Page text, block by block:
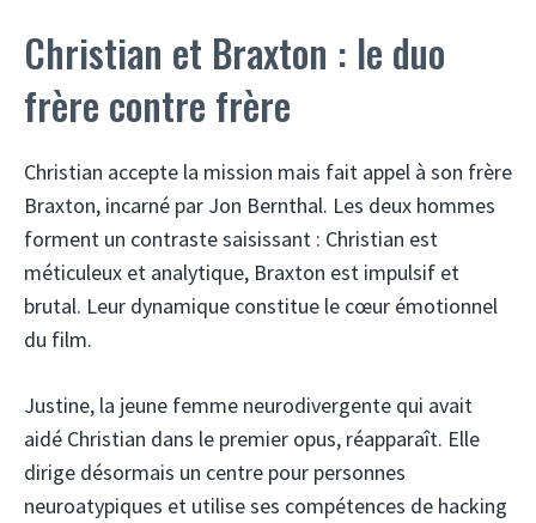
Christian et Braxton : le duo
frère contre frère
Christian accepte la mission mais fait appel à son frère
Braxton, incarné par Jon Bernthal. Les deux hommes
forment un contraste saisissant : Christian est
méticuleux et analytique, Braxton est impulsif et
brutal. Leur dynamique constitue le cœur émotionnel
du film.
Justine, la jeune femme neurodivergente qui avait
aidé Christian dans le premier opus, réapparaît. Elle
dirige désormais un centre pour personnes
neuroatypiques et utilise ses compétences de hacking